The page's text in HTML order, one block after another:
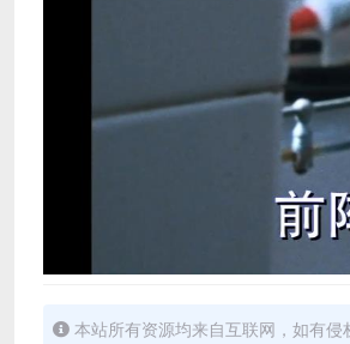
本站所有资源均来自互联网，如有